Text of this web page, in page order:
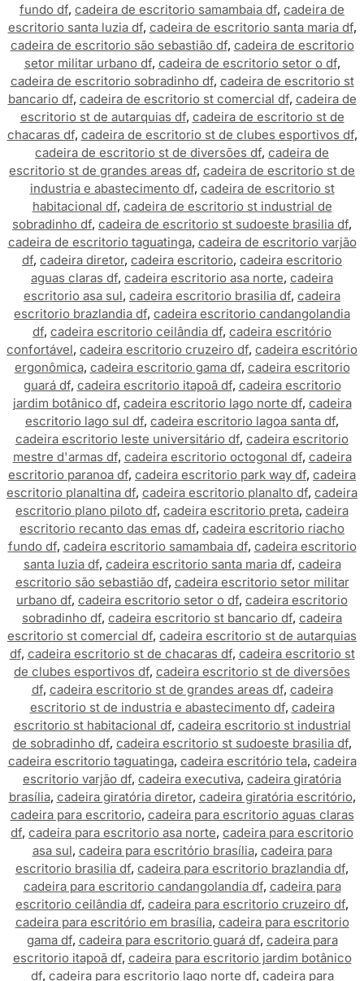
fundo df, cadeira de escritorio samambaia df, cadeira de
escritorio santa luzia df, cadeira de escritorio santa maria df,
cadeira de escritorio são sebastião df, cadeira de escritorio
setor militar urbano df, cadeira de escritorio setor o df,
cadeira de escritorio sobradinho df, cadeira de escritorio st
bancario df, cadeira de escritorio st comercial df, cadeira de
escritorio st de autarquias df, cadeira de escritorio st de
chacaras df, cadeira de escritorio st de clubes esportivos df,
cadeira de escritorio st de diversões df, cadeira de
escritorio st de grandes areas df, cadeira de escritorio st de
industria e abastecimento df, cadeira de escritorio st
habitacional df, cadeira de escritorio st industrial de
sobradinho df, cadeira de escritorio st sudoeste brasilia df,
cadeira de escritorio taguatinga, cadeira de escritorio varjão
df, cadeira diretor, cadeira escritorio, cadeira escritorio
aguas claras df, cadeira escritorio asa norte, cadeira
escritorio asa sul, cadeira escritorio brasilia df, cadeira
escritorio brazlandia df, cadeira escritorio candangolandia
df, cadeira escritorio ceilândia df, cadeira escritório
confortável, cadeira escritorio cruzeiro df, cadeira escritório
ergonômica, cadeira escritorio gama df, cadeira escritorio
guará df, cadeira escritorio itapoã df, cadeira escritorio
jardim botânico df, cadeira escritorio lago norte df, cadeira
escritorio lago sul df, cadeira escritorio lagoa santa df,
cadeira escritorio leste universitário df, cadeira escritorio
mestre d'armas df, cadeira escritorio octogonal df, cadeira
escritorio paranoa df, cadeira escritorio park way df, cadeira
escritorio planaltina df, cadeira escritorio planalto df, cadeira
escritorio plano piloto df, cadeira escritorio preta, cadeira
escritorio recanto das emas df, cadeira escritorio riacho
fundo df, cadeira escritorio samambaia df, cadeira escritorio
santa luzia df, cadeira escritorio santa maria df, cadeira
escritorio são sebastião df, cadeira escritorio setor militar
urbano df, cadeira escritorio setor o df, cadeira escritorio
sobradinho df, cadeira escritorio st bancario df, cadeira
escritorio st comercial df, cadeira escritorio st de autarquias
df, cadeira escritorio st de chacaras df, cadeira escritorio st
de clubes esportivos df, cadeira escritorio st de diversões
df, cadeira escritorio st de grandes areas df, cadeira
escritorio st de industria e abastecimento df, cadeira
escritorio st habitacional df, cadeira escritorio st industrial
de sobradinho df, cadeira escritorio st sudoeste brasilia df,
cadeira escritorio taguatinga, cadeira escritório tela, cadeira
escritorio varjão df, cadeira executiva, cadeira giratória
brasília, cadeira giratória diretor, cadeira giratória escritório,
cadeira para escritorio, cadeira para escritorio aguas claras
df, cadeira para escritorio asa norte, cadeira para escritorio
asa sul, cadeira para escritório brasília, cadeira para
escritorio brasilia df, cadeira para escritorio brazlandia df,
cadeira para escritorio candangolandia df, cadeira para
escritorio ceilândia df, cadeira para escritorio cruzeiro df,
cadeira para escritório em brasília, cadeira para escritorio
gama df, cadeira para escritorio guará df, cadeira para
escritorio itapoã df, cadeira para escritorio jardim botânico
df, cadeira para escritorio lago norte df, cadeira para